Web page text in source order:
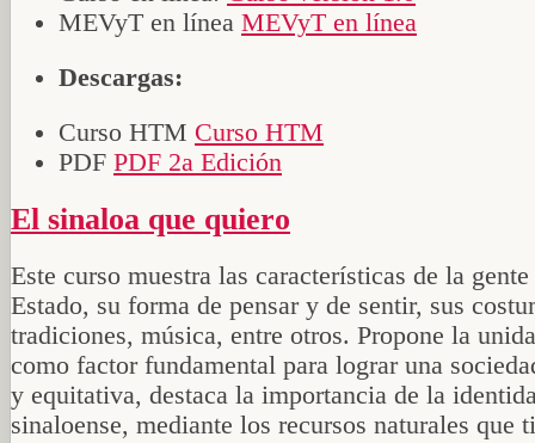
MEVyT en línea MEVyT en línea
Descargas:
Curso HTM Curso HTM
PDF PDF 2a Edición
El sinaloa que quiero
Este curso muestra las características de la gente
Estado, su forma de pensar y de sentir, sus
tradiciones, música, entre otros. Propone la
como factor fundamental para lograr una
y equitativa, destaca la importancia de la
sinaloense, mediante los recursos naturales que